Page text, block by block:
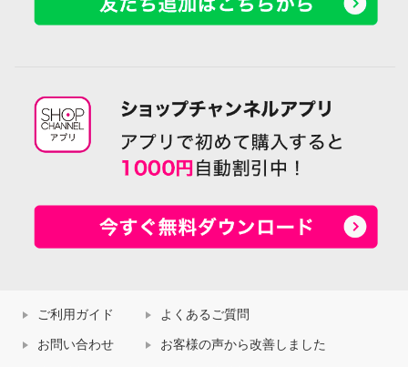
ご利用ガイド よくあるご質問
お問い合わせ お客様の声から改善しました